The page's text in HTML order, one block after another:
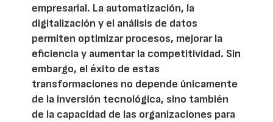
empresarial. La automatización, la
digitalización y el análisis de datos
permiten optimizar procesos, mejorar la
eficiencia y aumentar la competitividad. Sin
embargo, el éxito de estas
transformaciones no depende únicamente
de la inversión tecnológica, sino también
de la capacidad de las organizaciones para